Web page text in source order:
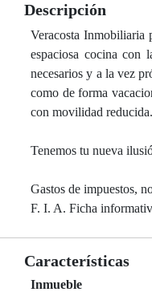
Descripción
Veracosta Inmobiliaria
espaciosa cocina con
necesarios y a la vez
como de forma
con movilidad reducida.
Tenemos tu nueva
Gastos de impuestos,
F. I. A. Ficha
Características
Inmueble